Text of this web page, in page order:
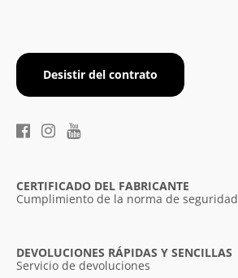
Desistir del contrato
CERTIFICADO DEL FABRICANTE
Cumplimiento de la norma de seguridad
DEVOLUCIONES RÁPIDAS Y SENCILLAS
Servicio de devoluciones